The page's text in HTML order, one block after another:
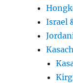
Israel